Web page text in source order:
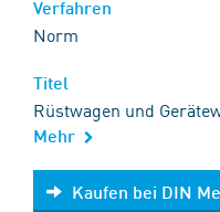
Norm
Rüstwagen und
Mehr
Kaufen bei DIN Media
Kaufen bei DIN